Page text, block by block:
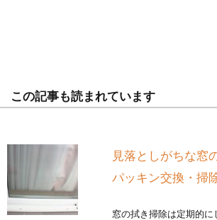
この記事も読まれています
見落としがちな窓
パッキン交換・掃
窓の拭き掃除は定期的に